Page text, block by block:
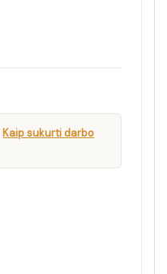
Kaip sukurti darbo